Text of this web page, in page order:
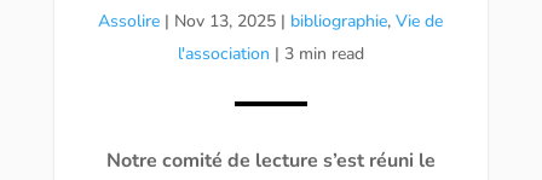
Assolire | Nov 13, 2025 | bibliographie,Vie de
l'association | 3 min read
Notre comité de lecture s’est réuni le